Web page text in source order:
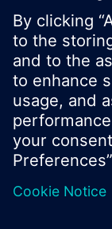
© Siemens
I prodotti e i